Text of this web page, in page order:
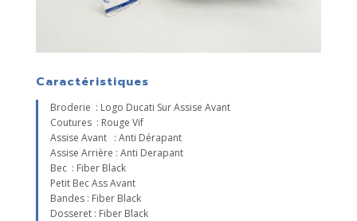
Caractéristiques
Broderie : Logo Ducati Sur Assise Avant
Coutures : Rouge Vif
Assise Avant : Anti Dérapant
Assise Arrière : Anti Derapant
Bec : Fiber Black
Petit Bec Ass Avant
Bandes : Fiber Black
Dosseret : Fiber Black